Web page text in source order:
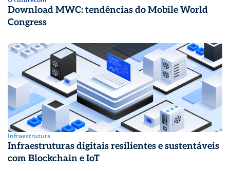
Download MWC: tendências do Mobile World
Congress
Infraestrutura
Infraestruturas digitais resilientes e sustentáveis
com Blockchain e IoT